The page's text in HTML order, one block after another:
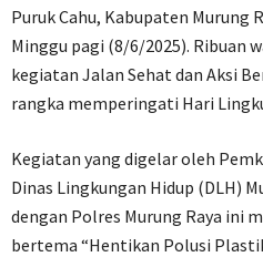
Puruk Cahu, Kabupaten Murung
Minggu pagi (8/6/2025). Ribuan
kegiatan Jalan Sehat dan Aksi
rangka memperingati Hari
Kegiatan yang digelar oleh
Dinas Lingkungan Hidup (DLH)
dengan Polres Murung Raya ini
bertema “Hentikan Polusi